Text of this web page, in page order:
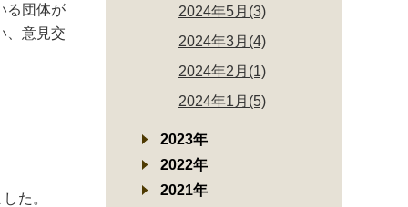
る団体が
、意見交
た。
2024年5月(3)
2024年3月(4)
2024年2月(1)
2024年1月(5)
2023年
2022年
2021年